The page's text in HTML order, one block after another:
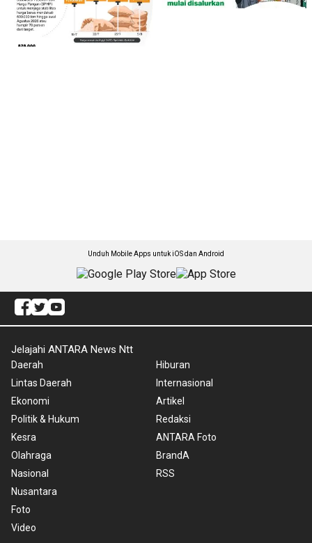
Unduh Mobile Apps untuk iOS dan Android
Jelajahi ANTARA News Ntt
Daerah
Lintas Daerah
Ekonomi
Politik & Hukum
Kesra
Olahraga
Nasional
Nusantara
Foto
Video
Hiburan
Internasional
Artikel
Redaksi
ANTARA Foto
BrandA
RSS